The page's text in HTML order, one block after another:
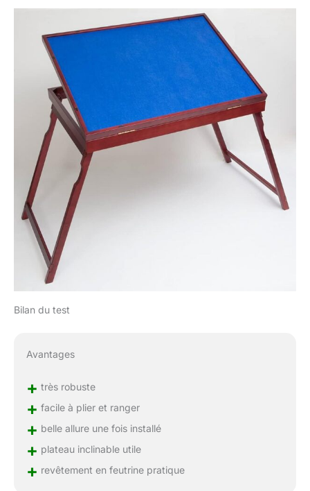
Bilan du test
Avantages
+ très robuste
+ facile à plier et ranger
+ belle allure une fois installé
+ plateau inclinable utile
+ revêtement en feutrine pratique